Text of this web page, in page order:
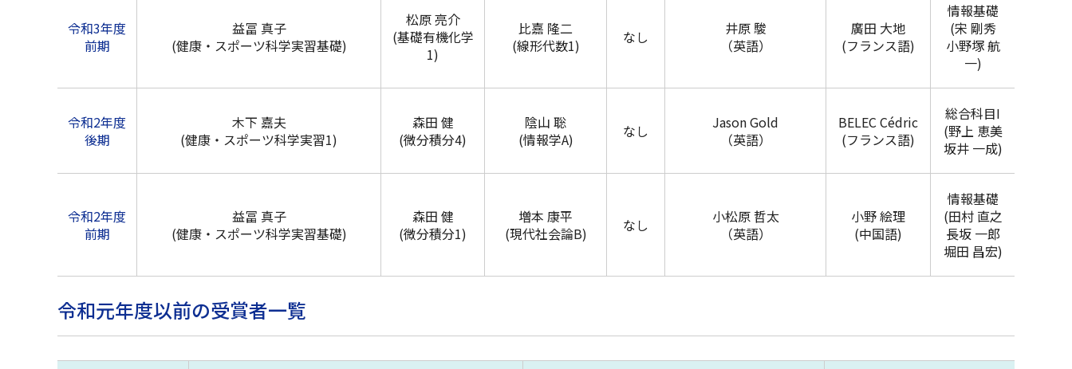
令和3年度
前期
益冨 真子
(健康・スポーツ科学実習基礎)
松原 亮介
(基礎有機化学
1)
比嘉 隆二
(線形代数1)
なし
井原 駿
（英語）
廣田 大地
(フランス語)
情報基礎
(宋 剛秀
小野塚 航
一)
令和2年度
後期
木下 嘉夫
(健康・スポーツ科学実習1)
森田 健
(微分積分4)
陰山 聡
(情報学A)
なし
Jason Gold
（英語）
BELEC Cédric
(フランス語)
総合科目I
(野上 恵美
坂井 一成)
令和2年度
前期
益冨 真子
(健康・スポーツ科学実習基礎)
森田 健
(微分積分1)
増本 康平
(現代社会論B)
なし
小松原 哲太
（英語）
小野 絵理
(中国語)
情報基礎
(田村 直之
長坂 一郎
堀田 昌宏)
令和元年度以前の受賞者一覧